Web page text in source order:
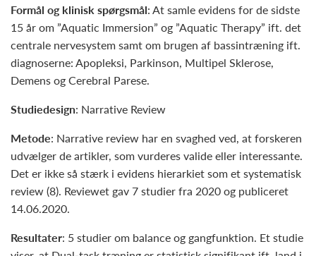
Formål og klinisk spørgsmål: At samle evidens for de sidste
15 år om ”Aquatic Immersion” og ”Aquatic Therapy” ift. det
centrale nervesystem samt om brugen af bassintræning ift.
diagnoserne: Apopleksi, Parkinson, Multipel Sklerose,
Demens og Cerebral Parese.
Studiedesign: Narrative Review
Metode: Narrative review har en svaghed ved, at forskeren
udvælger de artikler, som vurderes valide eller interessante.
Det er ikke så stærk i evidens hierarkiet som et systematisk
review (8). Reviewet gav 7 studier fra 2020 og publiceret
14.06.2020.
Resultater: 5 studier om balance og gangfunktion. Et studie